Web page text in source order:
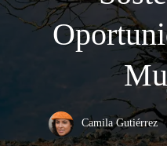
Camila Gutiérrez